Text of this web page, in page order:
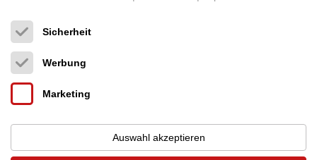
Ansuz acoustics
HiFi-Tuning-Zubehör
Neupreis: 900 €
450 €
Sicherheit
Werbung
Marketing
Auswahl akzeptieren